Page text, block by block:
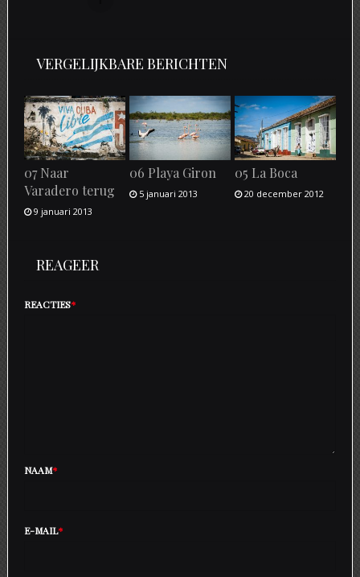
VERGELIJKBARE BERICHTEN
07 Naar
Varadero terug
9 januari 2013
06 Playa Giron
5 januari 2013
05 La Boca
20 december 2012
REAGEER
REACTIES*
NAAM*
E-MAIL*